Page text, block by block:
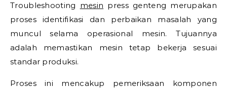
Troubleshooting mesin press genteng merupakan
proses identifikasi dan perbaikan masalah yang
muncul selama operasional mesin. Tujuannya
adalah memastikan mesin tetap bekerja sesuai
standar produksi.
Proses ini mencakup pemeriksaan komponen